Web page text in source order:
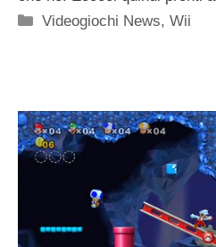
Categorie
Videogiochi News,Wii